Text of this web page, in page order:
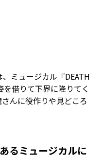
ミュージカル『DEATH
を借りて下界に降りてく
んに役作りや見どころ
るミュージカルに